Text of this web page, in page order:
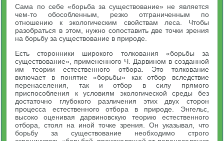
Сама по себе «борьба за существование» не является
чем-то обособленным, резко отграниченным по
отношению к экологическим свойствам леса. Чтобы
разобраться в этом, нужно сопоставить две точки зрения
на борьбу за существование в природе.
Есть сторонники широкого толкования «борьбы за
существование», примененного Ч. Дарвином в созданной
им теории естественного отбора. Это толкование
включает в понятие «борьбы» как отбор вследствие
перенаселения, так и отбор в силу прямого
приспособления к условиям экологической среды без
достаточно глубокого различения этих двух сторон
процесса естественного отбора в природе. Энгельс,
высоко оценивая дарвиновскую теорию естественного
отбора, стоял на иной точке зрения. Он указывал, что
борьбу за существование необходимо строго